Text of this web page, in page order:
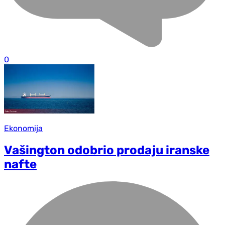
0
Ekonomija
Vašington odobrio prodaju iranske
nafte